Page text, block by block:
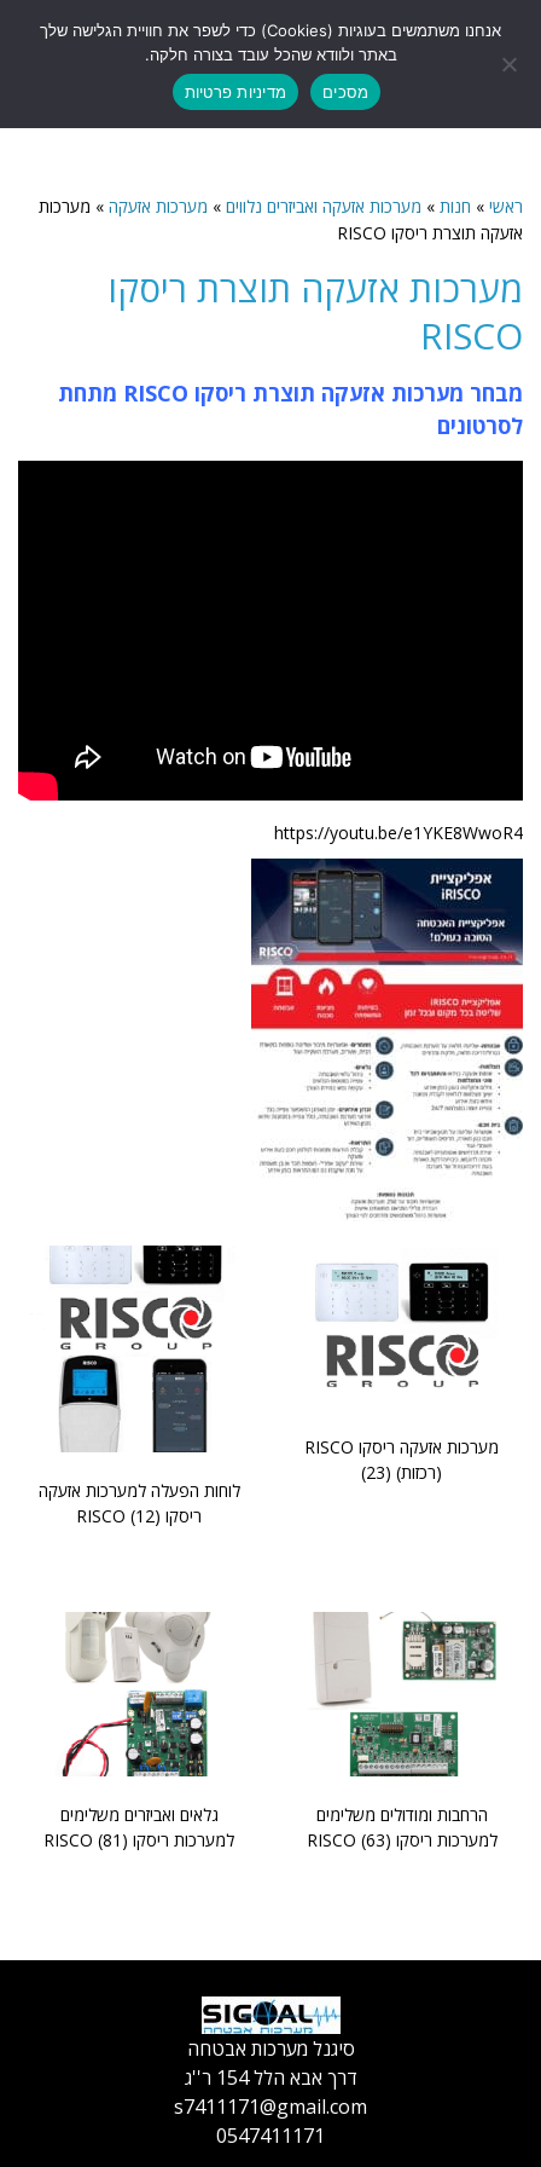
תפריט
ראשי » חנות » מערכות אזעקה ואביזרים נלווים » מערכות אזעקה » מערכות
אזעקה תוצרת ריסקו RISCO
מערכות אזעקה תוצרת ריסקו
RISCO
מבחר מערכות אזעקה תוצרת ריסקו RISCO מתחת
לסרטונים
https://youtu.be/e1YKE8WwoR4
מערכות אזעקה ריסקו RISCO
(רכזות) (23)
לוחות הפעלה למערכות אזעקה
ריסקו RISCO (12)
הרחבות ומודולים משלימים
למערכות ריסקו RISCO (63)
גלאים ואביזרים משלימים
למערכות ריסקו RISCO (81)
סיגנל מערכות אבטחה
דרך אבא הלל 154 ר''ג
s7411171@gmail.com
0547411171
אנחנו משתמשים בעוגיות (Cookies) כדי לשפר את חוויית הגלישה שלך
באתר ולוודא שהכל עובד בצורה חלקה.
מסכים
מדיניות פרטיות